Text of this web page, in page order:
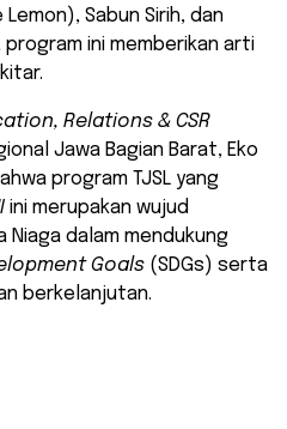
Lemon), Sabun Sirih, dan
ini memberikan arti
Relations & CSR
Jawa Bagian Barat, Eko
program TJSL yang
ini merupakan wujud
Niaga dalam mendukung
Goals (SDGs) serta
berkelanjutan.